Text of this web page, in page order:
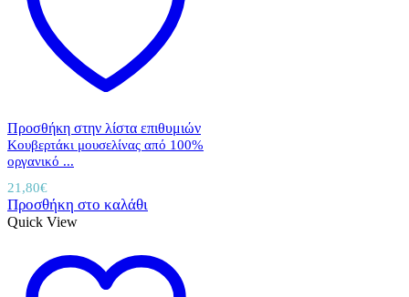
Προσθήκη στην λίστα επιθυμιών
Κουβερτάκι μουσελίνας από 100%
οργανικό ...
21,80€
Προσθήκη στο καλάθι
Quick View